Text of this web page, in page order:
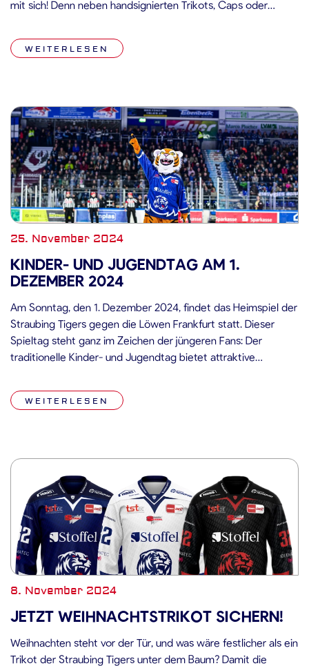
mit sich! Denn neben handsignierten Trikots, Caps oder
Apotheken-Gutschein der Einhorn Apotheke und eine
Einladung zu einem exklusiven Meet & Greet mit den […]
WEITERLESEN
25. November 2024
KINDER- UND JUGENDTAG AM 1.
DEZEMBER 2024
Am Sonntag, den 1. Dezember 2024, findet das Heimspiel der
Straubing Tigers gegen die Löwen Frankfurt statt. Dieser
Spieltag steht ganz im Zeichen der jüngeren Fans: Der
traditionelle Kinder- und Jugendtag bietet attraktive
Highlights des Tages: • Ermäßigter Eintritt: Kinder bis 14 Jahre:
1 Euro | Jugendliche bis 17 Jahre: 8 […]
WEITERLESEN
8. November 2024
JETZT WEIHNACHTSTRIKOT SICHERN!
Weihnachten steht vor der Tür, und was wäre festlicher als ein
Trikot der Straubing Tigers unter dem Baum? Damit die